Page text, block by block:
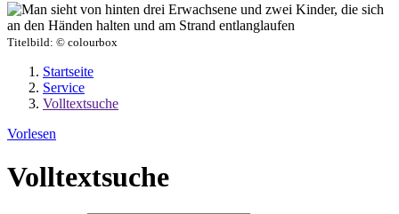
Titelbild: © colourbox
Startseite
Service
Volltextsuche
Vorlesen
Volltextsuche